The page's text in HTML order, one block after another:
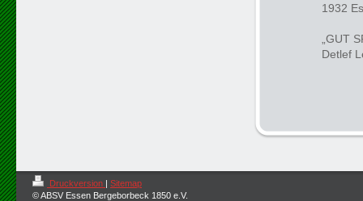
1932
„GUT
Detlef
Druckversion | Sitemap
© ABSV Essen Bergeborbeck 1850 e.V.